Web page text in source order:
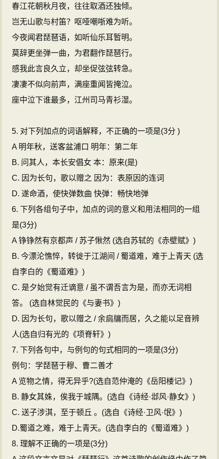
春江花朝秋月夜，往往取酒还独倾。
岂无山歌与村笛？呕哑嘲哳难为听。
今夜闻君琵琶语，如听仙乐耳暂明。
莫辞更坐弹一曲，为君翻作琵琶行。
感我此言良久立，却坐促弦弦转急。
凄凄不似向前声，满座重闻皆掩泣。
座中泣下谁最多，江州司马青衫湿。
5. 对下列加点的词语解释，不正确的一项是(3分 )
A 明年秋，送客盆浦口 明年：第二年
B. 问其人，本长安倡女 本：原来(是)
C. 因为长句，歌以赠之 因为：表原因的连词
D. 遂命酒，使快弹数曲 快弹：畅快地弹
6. 下列各组句子中，加点的词的意义和用法相同的一组
是(3分)
A 铮铮然有京都声 / 苏子愀然 (选自苏轼的《赤壁赋》)
B. 今漂沦憔悴，转徙于江湖间 / 蜀道难，难于上青天 (选
自李白的《蜀道难》)
C. 是夕始觉有迁谪意 / 虽不谓吾言为是，而亦无词相
答。 (选自林觉民的《与妻书》)
D. 因为长句，歌以赠之 / 余扃牖而居，久之能以足音辨
人(选自归有光的《项脊轩》)
7. 下列各句中，与例句的句式相同的一项是(3分)
例句：学琵琶于穆、曹二善才
A 览物之情，得无异乎?(选自范仲淹的《岳阳楼记》)
B. 静女其姝，俟我于城隅。(选自《诗经·邶风·静女》)
C. 送子涉淇，至于顿丘 。(选自《诗经·卫风·氓》)
D.蜀道之难，难于上青天。(选自李白的《蜀道难》)
8. 理解不正确的一项是(3分)